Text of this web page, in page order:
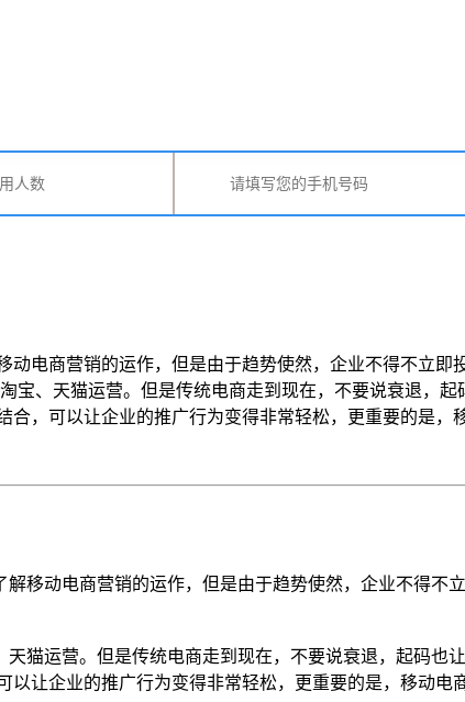
电商营销的运作，但是由于趋势使然，企业不得不立
宝、天猫运营。但是传统电商走到现在，不要说衰退，
，可以让企业的推广行为变得非常轻松，更重要的是，
移动电商营销的运作，但是由于趋势使然，企业不得不
猫运营。但是传统电商走到现在，不要说衰退，起码也
让企业的推广行为变得非常轻松，更重要的是，移动